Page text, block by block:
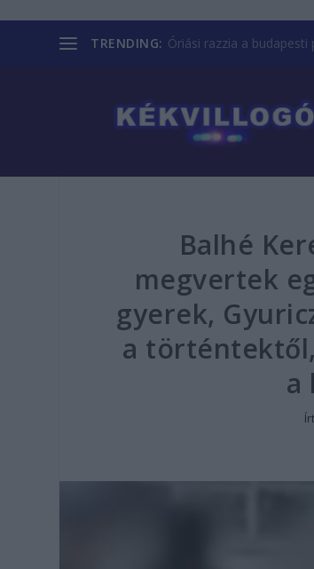
TRENDING: Óriási razzia a
Balhé
megvertek
gyerek,
a
a